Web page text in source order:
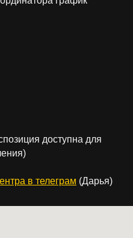
доступна для
в телеграм (Дарья)